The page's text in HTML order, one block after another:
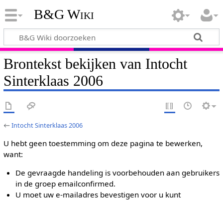
B&G Wiki
Brontekst bekijken van Intocht
Sinterklaas 2006
←Intocht Sinterklaas 2006
U hebt geen toestemming om deze pagina te bewerken,
want:
De gevraagde handeling is voorbehouden aan gebruikers
in de groep emailconfirmed.
U moet uw e-mailadres bevestigen voor u kunt